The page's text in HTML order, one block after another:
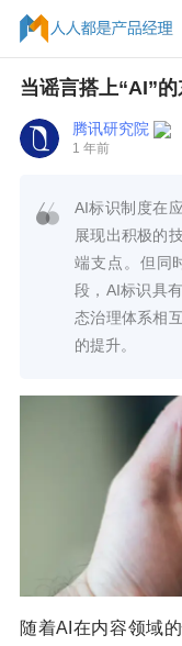
当谣言搭上“AI”
腾讯研究院
1 年前
AI标识制度在
展现出积极的
端支点。但同
段，AI标识具
态治理体系相
的提升。
随着AI在内容领域